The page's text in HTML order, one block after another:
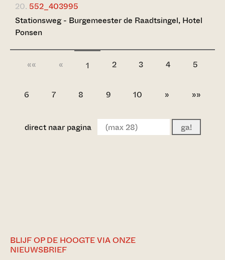
20. 552_403995
Stationsweg - Burgemeester de Raadtsingel, Hotel
Ponsen
«« « 1 2 3 4 5
6 7 8 9 10 » »»
direct naar pagina ga!
BLIJF OP DE HOOGTE VIA ONZE
NIEUWSBRIEF